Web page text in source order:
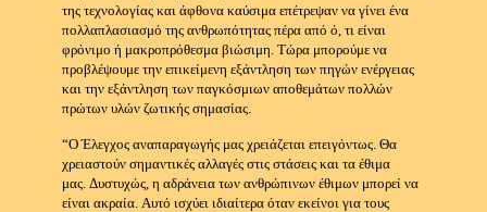
της τεχνολογίας και άφθονα καύσιμα επέτρεψαν να γίνει ένα
πολλαπλασιασμό της ανθρωπότητας πέρα από ό, τι είναι
φρόνιμο ή μακροπρόθεσμα βιώσιμη. Τώρα μπορούμε να
προβλέψουμε την επικείμενη εξάντληση των πηγών ενέργειας
και την εξάντληση των παγκόσμιων αποθεμάτων πολλών
πρώτων υλών ζωτικής σημασίας.
“Ο Έλεγχος αναπαραγωγής μας χρειάζεται επειγόντως. Θα
χρειαστούν σημαντικές αλλαγές στις στάσεις και τα έθιμα
μας. Δυστυχώς, η αδράνεια των ανθρώπινων έθιμων μπορεί να
είναι ακραία. Αυτό ισχύει ιδιαίτερα όταν εκείνοι για τους